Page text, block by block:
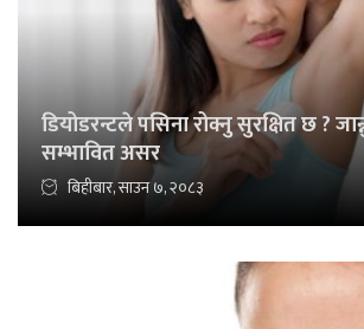
डियोडरन्टले पसिना रोक्नु सुरक्षित छ ?
सम्भावित असर
बिहीबार, साउन ७, २०८३